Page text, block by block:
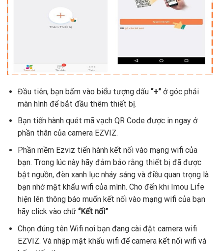
Đầu tiên, bạn bấm vào biểu tượng dấu “+”ở góc phải
màn hình để bắt đầu thêm thiết bị.
Bạn tiến hành quét mã vạch QR Code được in ngay ở
phần thân của camera EZVIZ.
Phần mềm Ezviz tiến hành kết nối vào mạng wifi của
bạn. Trong lúc này hãy đảm bảo rằng thiết bị đã được
bật nguồn, đèn xanh lục nháy sáng và điều quan trọng là
bạn nhớ mật khẩu wifi của mình. Cho đến khi Imou Life
hiện lên thông báo muốn kết nối vào mạng wifi của bạn
hãy click vào chữ “Kết nối”
Chọn đúng tên Wifi nơi bạn đang cài đặt camera wifi
EZVIZ. Và nhập mật khẩu wifi để camera kết nối wifi và